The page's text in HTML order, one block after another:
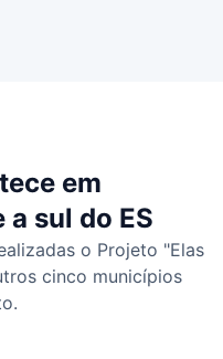
em
sul do ES
o Projeto "Elas
cinco municípios